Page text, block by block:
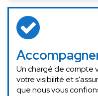
Un chargé de compte
votre visibilité et
que nous vous